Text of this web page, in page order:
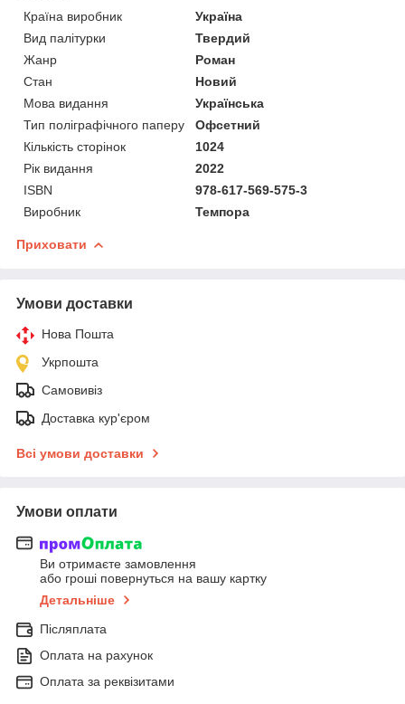
Країна виробник
Україна
Вид палітурки
Твердий
Жанр
Роман
Стан
Новий
Мова видання
Українська
Тип поліграфічного паперу
Офсетний
Кількість сторінок
1024
Рік видання
2022
ISBN
978-617-569-575-3
Виробник
Темпора
Приховати
Умови доставки
Нова Пошта
Укрпошта
Самовивіз
Доставка кур'єром
Всі умови доставки
Умови оплати
Ви отримаєте замовлення
або гроші повернуться на вашу картку
Детальніше
Післяплата
Оплата на рахунок
Оплата за реквізитами